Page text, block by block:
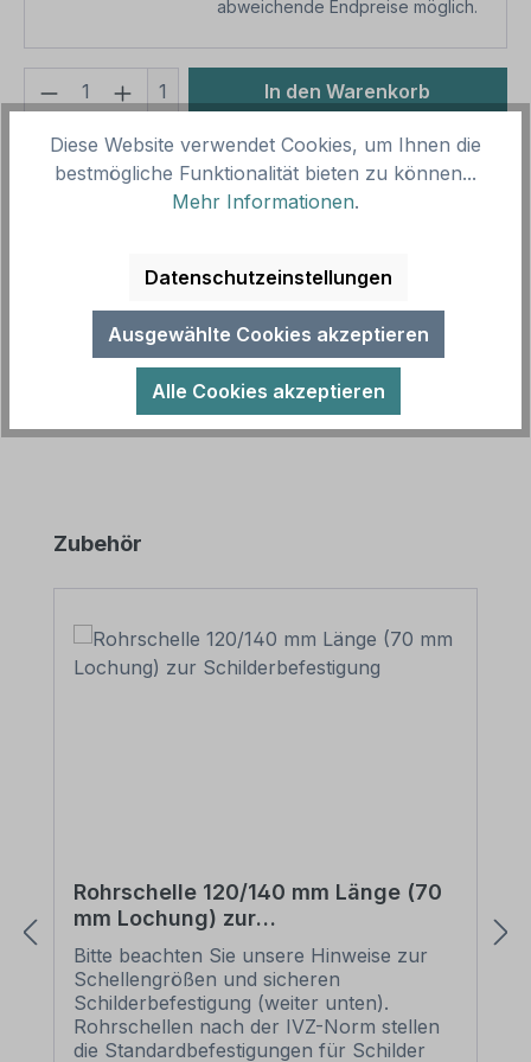
abweichende Endpreise möglich.
Produkt Anzahl: Gib den
1 In den Warenkorb
Produktnummer:SH18503
Vorlagenummer: VBT-230-K
Zuwiderhandlungen werden zur Anzeige gebracht -
Der Vorstand als Kombinati…Mehr
Produktgalerie überspringen
Zubehör
Rohrschelle 120/140 mm Länge (70
mm Lochung) zur
Schilderbefestigung
Bitte beachten Sie unsere Hinweise zur
Schellengrößen und sicheren
Schilderbefestigung (weiter unten).
Rohrschellen nach der IVZ-Norm stellen
die Standardbefestigungen für Schilder
Diese Website verwendet Cookies, um Ihnen die
bestmögliche Funktionalität bieten zu können...
Mehr Informationen.
Datenschutzeinstellungen
Ausgewählte Cookies akzeptieren
Alle Cookies akzeptieren